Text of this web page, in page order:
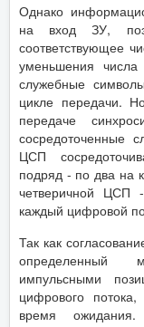
Однако
на вход ЗУ,
соответствующее
уменьшения
служебные
цикле передачи.
передаче
сосредоточенные
ЦСП
подряд - по два на
четверичной ЦСП
каждый цифровой
Так как
определенный
импульсными
цифрового
время